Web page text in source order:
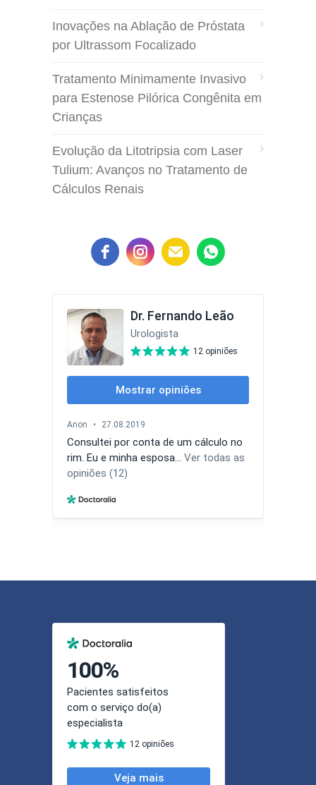
Inovações na Ablação de Próstata
por Ultrassom Focalizado
Tratamento Minimamente Invasivo
para Estenose Pilórica Congênita em
Crianças
Evolução da Litotripsia com Laser
Tulium: Avanços no Tratamento de
Cálculos Renais